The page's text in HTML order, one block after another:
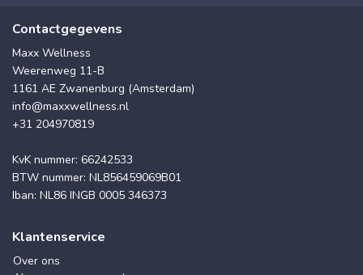
Contactgegevens
Maxx Wellness
Weerenweg 11-B
1161 AE Zwanenburg (Amsterdam)
info@maxxwellness.nl
+31 204970819
KvK nummer: 66242533
BTW nummer: NL856459069B01
Iban: NL86 INGB 0005 346373
Klantenservice
Over ons